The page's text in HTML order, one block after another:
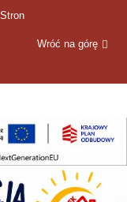
Wróć na górę